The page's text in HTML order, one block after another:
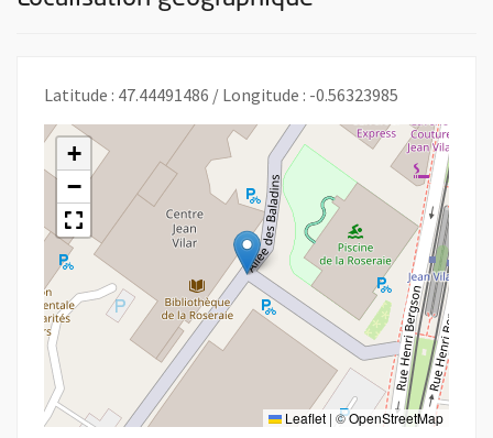
Latitude : 47.44491486 / Longitude : -0.56323985
+
−
Leaflet | ©OpenStreetMap